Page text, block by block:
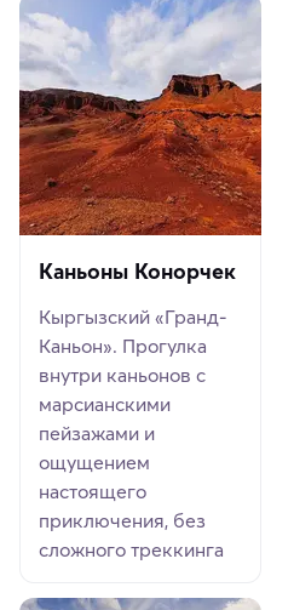
Каньоны Конорчек
Кыргызский «Гранд-
Каньон». Прогулка
внутри каньонов с
марсианскими
пейзажами и
ощущением
настоящего
приключения, без
сложного треккинга